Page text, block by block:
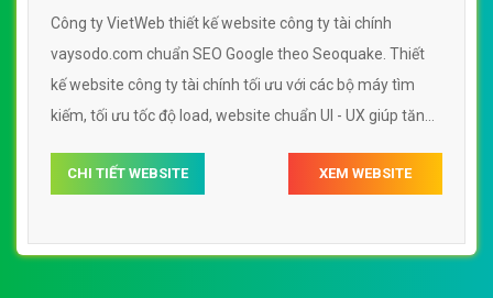
Công ty VietWeb thiết kế website công ty tài chính
vaysodo.com chuẩn SEO Google theo Seoquake. Thiết
kế website công ty tài chính tối ưu với các bộ máy tìm
kiếm, tối ưu tốc độ load, website chuẩn UI - UX giúp tăng
vaysodo.com
CHI TIẾT WEBSITE XEM WEBSITE